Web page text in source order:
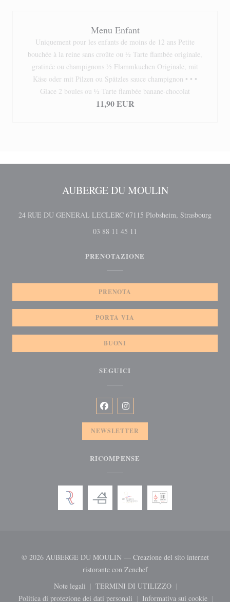
Menu Enfant
Uniquement pour les enfants de moins de 12 ans Petite
bouchée à la reine sans croûte ou ½ Tarte flambée originale,
gratinée ou champignons ½ Flammkuchen Originale, mit
Käse oder mit Pilzen ou Spätzles sauce champignon • • •
Glace 2 boules ou ½ Tarte flambée banane-chocolat
11,90 EUR
AUBERGE DU MOULIN
24 RUE DU GENERAL LECLERC 67115 Plobsheim, Strasbourg
03 88 11 45 11
PRENOTAZIONE
PRENOTA
PORTA VIA
BUONI
SEGUICI
Facebook ((apre una nuova finestra))
Instagram ((apre una nuova
NEWSLETTER
RICOMPENSE
© 2026 AUBERGE DU MOULIN — Creazione del sito internet
ristorante con Zenchef((apre una nuova finestra))
Note legali
((apre una nuova finestra))
TERMINI DI UTILIZZO
((apre una nuova finestra))
Politica di protezione dei dati personali Informativa sui cookie